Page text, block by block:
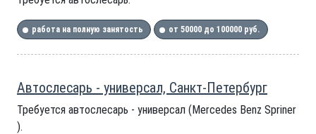
работа на полную занятость от 50000 до 100000 руб.
Автослесарь - универсал, Санкт-Петербург
Требуется автослесарь - универсал (Merсedes Benz Spriner
).